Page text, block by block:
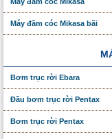
Máy đầm cóc Mikasa bãi
Bơm trục rời Ebara
Đầu bơm trục rời Pentax
Bơm trục rời Pentax